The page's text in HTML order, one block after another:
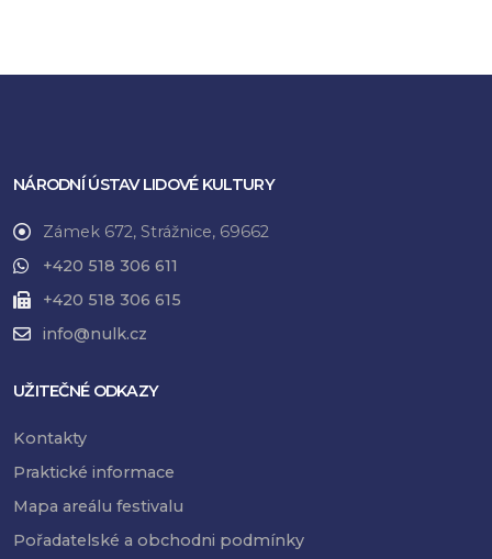
NÁRODNÍ ÚSTAV LIDOVÉ KULTURY
Zámek 672, Strážnice, 69662
+420 518 306 611
+420 518 306 615
info@nulk.cz
UŽITEČNÉ ODKAZY
Kontakty
Praktické informace
Mapa areálu festivalu
Pořadatelské a obchodni podmínky